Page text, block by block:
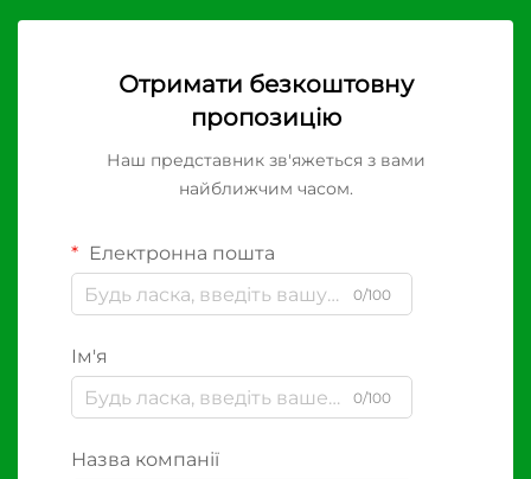
Отримати безкоштовну
пропозицію
Наш представник зв'яжеться з вами
найближчим часом.
Електронна пошта
0/100
Ім'я
0/100
Назва компанії